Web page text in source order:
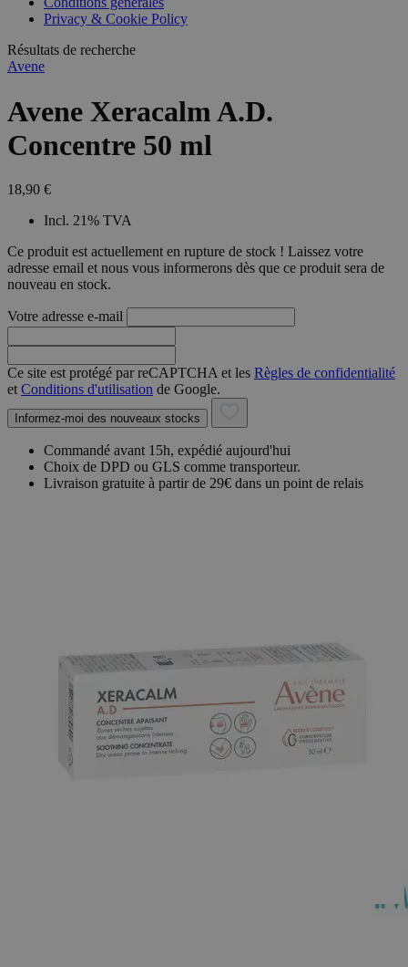
Privacy & Cookie Policy
Résultats de recherche
Avene
Avene Xeracalm A.D.
Concentre 50 ml
18,90 €
Incl. 21% TVA
Ce produit est actuellement en rupture de stock ! Laissez votre
adresse email et nous vous informerons dès que ce produit sera de
nouveau en stock.
Votre adresse e-mail
Ce site est protégé par reCAPTCHA et les Règles de confidentialité
et Conditions d'utilisation de Google.
Informez-moi des nouveaux stocks
Commandé avant 15h, expédié aujourd'hui
Choix de DPD ou GLS comme transporteur.
Livraison gratuite à partir de 29€ dans un point de relais